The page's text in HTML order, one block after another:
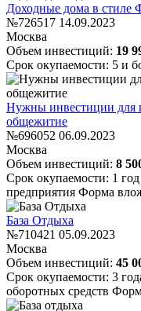
Доходные дома в стиле
№726517 14.09.2023
Москва
Объем инвестиций: 19
Срок окупаемости: 5 и
Нужны инвестиции для
общежитие
№696052 06.09.2023
Москва
Объем инвестиций: 8
Срок окупаемости: 1 год
предприятия Форма
База Отдыха
№710421 05.09.2023
Москва
Объем инвестиций: 45
Срок окупаемости: 3
оборотных средств